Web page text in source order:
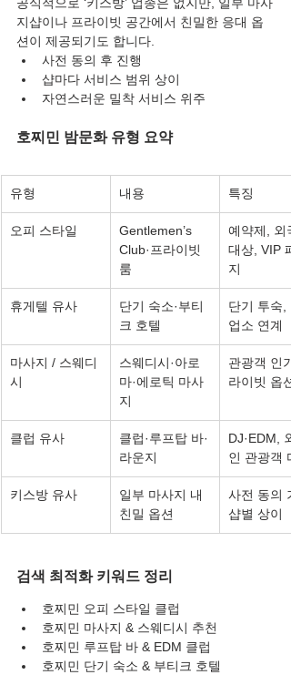
공식적으로 ‘키스방’ 업종은 없지만, 일부 마사
지샵이나 프라이빗 공간에서 친밀한 응대 옵
션이 제공되기도 합니다.
사전 동의 후 진행
샵마다 서비스 범위 상이
자연스러운 밀착 서비스 위주
호찌민 밤문화 유형 요약
유형 내용 특징
오피 스타일
Gentlemen’s
Club·프라이빗
룸
예약제, 외
대상, VIP
지
휴게텔 유사
단기 숙소·부티
크 호텔
단기 투숙,
업소 연계
마사지 / 스웨디
시
스웨디시·아로
마·에로틱 마사
지
관광객 인
라이빗 옵션
클럽 유사
클럽·루프탑 바·
라운지
DJ·EDM,
인 관광객
키스방 유사
일부 마사지 내
친밀 옵션
사전 동의
샵별 상이
검색 최적화 키워드 정리
호찌민 오피 스타일 클럽
호찌민 마사지 & 스웨디시 추천
호찌민 루프탑 바 & EDM 클럽
호찌민 단기 숙소 & 부티크 호텔